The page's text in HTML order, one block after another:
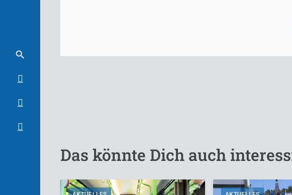
Das könnte Dich auch